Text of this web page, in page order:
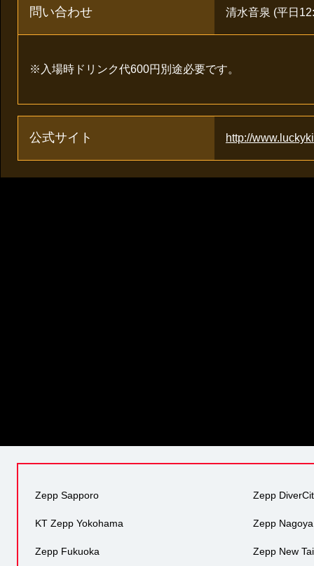
問い合わせ 清水音泉 (平日
※入場時ドリンク代600円別途必要です。
公式サイト http://
Zepp Sapporo Zepp
KT Zepp Yokohama Zepp Nagoya
Zepp Fukuoka Zepp New